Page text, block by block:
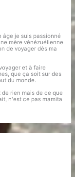
âge je suis passionné
mère vénézuélienne
de voyager dès ma
et à faire
que ça soit sur des
du monde.
rien mais de ce que
n'est ce pas mamita